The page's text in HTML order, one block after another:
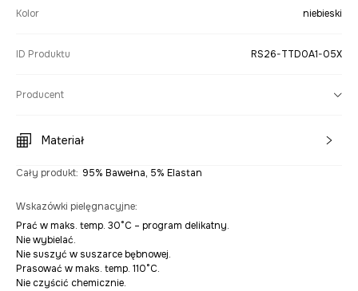
Kolor niebieski
ID Produktu RS26-TTD0A1-05X
Producent
Materiał
Cały produkt: 95% Bawełna, 5% Elastan
Wskazówki pielęgnacyjne:
Prać w maks. temp. 30°C – program delikatny.
Nie wybielać.
Nie suszyć w suszarce bębnowej.
Prasować w maks. temp. 110°C.
Nie czyścić chemicznie.